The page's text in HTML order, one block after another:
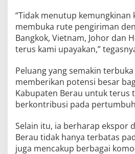
“Tidak menutup kemungkinan
membuka rute pengiriman
Bangkok, Vietnam, Johor dan
terus kami upayakan,”
Peluang yang semakin
memberikan potensi besar
Kabupaten Berau untuk terus
berkontribusi pada
Selain itu, ia berharap ekspor
Berau tidak hanya terbatas
juga mencakup berbagai